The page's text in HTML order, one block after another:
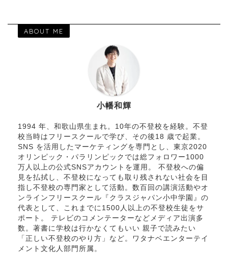
ABOUT ME
小幡和輝
1994 年、和歌山県生まれ。10年の不登校を経験。不登
校当時はフリースクールで学び、その後18 歳で起業。
SNS を活用したマーケティングを専門とし、東京2020
オリンピック・パラリンピックでは総フォロワー1000
万人以上の公式SNSアカウントを運用。 不登校への偏
見を払拭し、不登校になっても取り残されない社会を目
指し不登校の専門家として活動。数百回の講演活動やオ
ンラインフリースクール『クラスジャパン小中学園』の
代表として、これまでに1500人以上の不登校生徒をサ
ポート。 テレビのコメンテーターなどメディア出演多
数。著書に学校は行かなくてもいい 親子で読みたい
「正しい不登校のやり方」など。ワタナベエンターテイ
メント文化人部門所属。